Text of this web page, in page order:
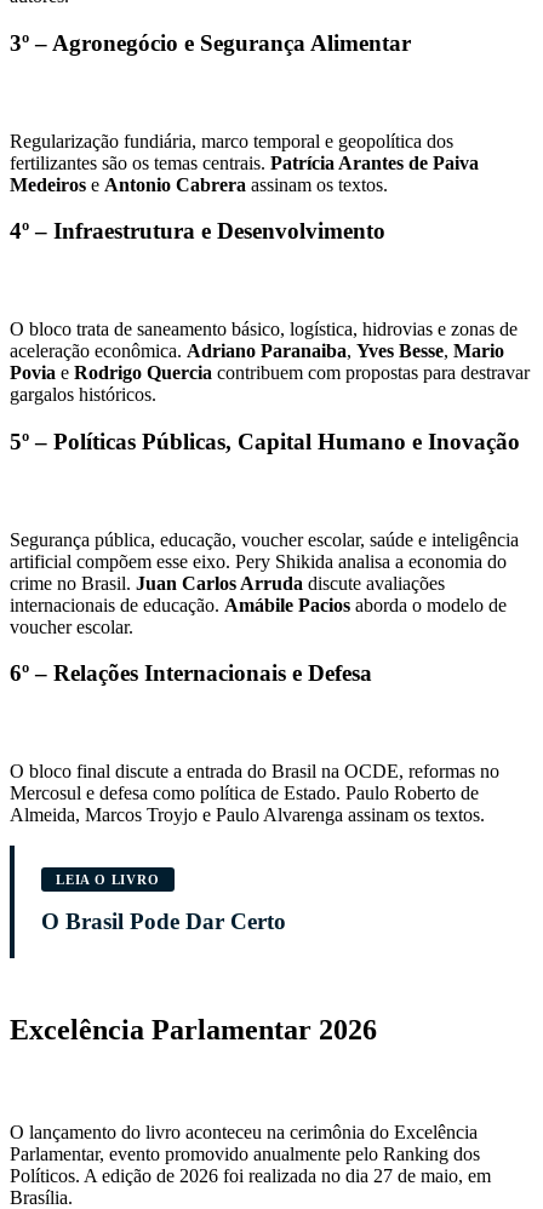
3º – Agronegócio e Segurança Alimentar
Regularização fundiária, marco temporal e geopolítica dos
fertilizantes são os temas centrais. Patrícia Arantes de Paiva
Medeiros e Antonio Cabrera assinam os textos.
4º – Infraestrutura e Desenvolvimento
O bloco trata de saneamento básico, logística, hidrovias e zonas de
aceleração econômica. Adriano Paranaiba, Yves Besse, Mario
Povia e Rodrigo Quercia contribuem com propostas para destravar
gargalos históricos.
5º – Políticas Públicas, Capital Humano e Inovação
Segurança pública, educação, voucher escolar, saúde e inteligência
artificial compõem esse eixo. Pery Shikida analisa a economia do
crime no Brasil. Juan Carlos Arruda discute avaliações
internacionais de educação. Amábile Pacios aborda o modelo de
voucher escolar.
6º – Relações Internacionais e Defesa
O bloco final discute a entrada do Brasil na OCDE, reformas no
Mercosul e defesa como política de Estado. Paulo Roberto de
Almeida, Marcos Troyjo e Paulo Alvarenga assinam os textos.
LEIA O LIVRO
O Brasil Pode Dar Certo
Excelência Parlamentar 2026
O lançamento do livro aconteceu na cerimônia do Excelência
Parlamentar, evento promovido anualmente pelo Ranking dos
Políticos. A edição de 2026 foi realizada no dia 27 de maio, em
Brasília.